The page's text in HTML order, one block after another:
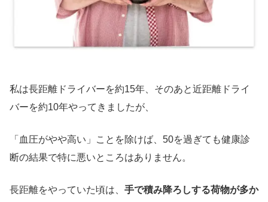
私は長距離ドライバーを約15年、そのあと近距離ドライ
バーを約10年やってきましたが、
「血圧がやや高い」ことを除けば、50を過ぎても健康診
断の結果で特に悪いところはありません。
長距離をやっていた頃は、 手で積み降ろしする荷物が多か